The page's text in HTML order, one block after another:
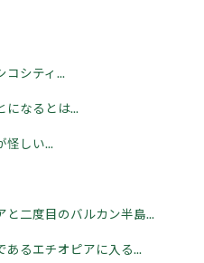
コシティ...
になるとは...
怪しい...
と二度目のバルカン半島...
あるエチオピアに入る...